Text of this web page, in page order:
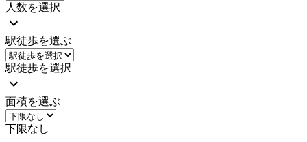
人数を選択
駅徒歩を選ぶ
駅徒歩を選択
面積を選ぶ
下限なし